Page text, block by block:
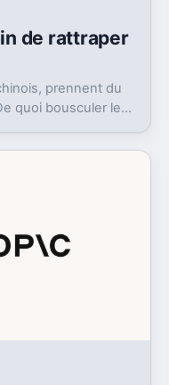
de rattraper
prennent du
quoi bousculer le